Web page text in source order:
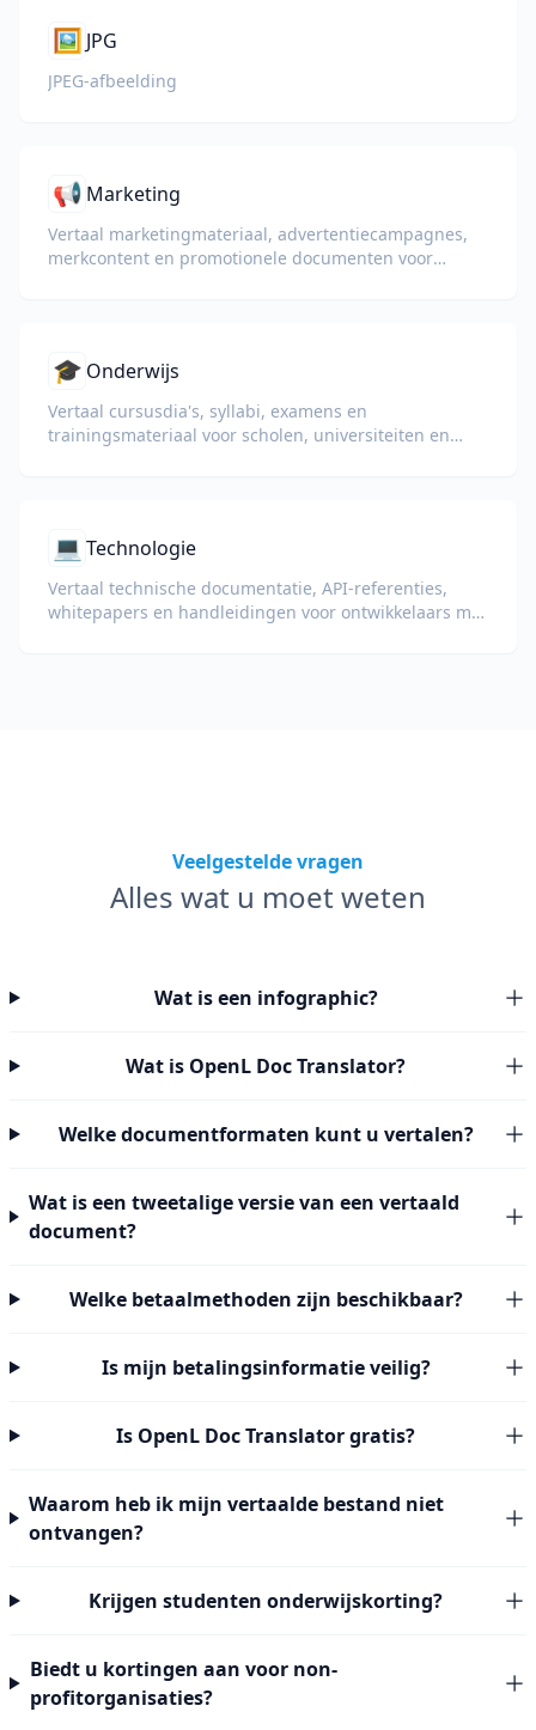
🖼️ JPG
JPEG-afbeelding
📢 Marketing
Vertaal marketingmateriaal, advertentiecampagnes,
merkcontent en promotionele documenten voor
🎓 Onderwijs
Vertaal cursusdia's, syllabi, examens en
trainingsmateriaal voor scholen, universiteiten en
💻 Technologie
Vertaal technische documentatie, API-referenties,
whitepapers en handleidingen voor ontwikkelaars met
Veelgestelde vragen
Alles wat u moet weten
Wat is een infographic?
Wat is OpenL Doc Translator?
Welke documentformaten kunt u vertalen?
Wat is een tweetalige versie van een vertaald
document?
Welke betaalmethoden zijn beschikbaar?
Is mijn betalingsinformatie veilig?
Is OpenL Doc Translator gratis?
Waarom heb ik mijn vertaalde bestand niet
ontvangen?
Krijgen studenten onderwijskorting?
Biedt u kortingen aan voor non-
profitorganisaties?